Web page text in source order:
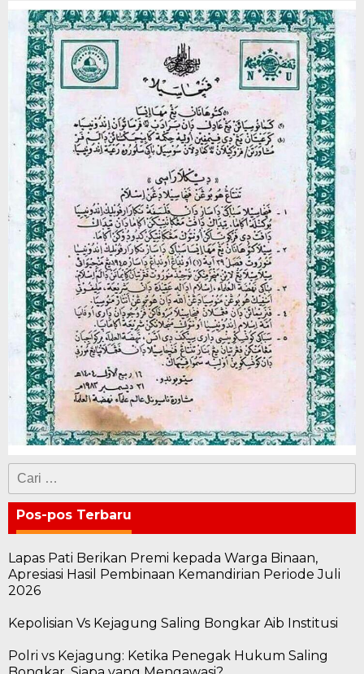
Cari
untuk:
Pos-pos Terbaru
Lapas Pati Berikan Premi kepada Warga Binaan,
Apresiasi Hasil Pembinaan Kemandirian Periode Juli
2026
Kepolisian Vs Kejagung Saling Bongkar Aib Institusi
Polri vs Kejagung: Ketika Penegak Hukum Saling